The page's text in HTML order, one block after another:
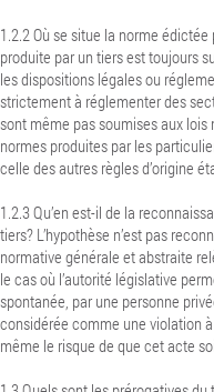
1.2.2 Où se situe la norme
produite par un tiers est toujours
les dispositions légales ou
strictement à réglementer des
sont même pas soumises aux
normes produites par les
celle des autres règles d’origine
1.2.3 Qu’en est-il de la
tiers? L’hypothèse n’est pas
normative générale et abstraite
le cas où l’autorité législative
spontanée, par une personne
considérée comme une violation à
même le risque de que cet acte